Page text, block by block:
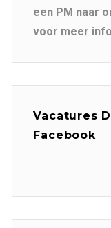
een PM naar
voor meer
Vacatures
Facebook